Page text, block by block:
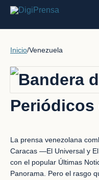
Inicio/Venezuela
Periódicos
La prensa venezolana
Caracas —El Universal y
con el popular Últimas
Panorama. Pero el rasgo